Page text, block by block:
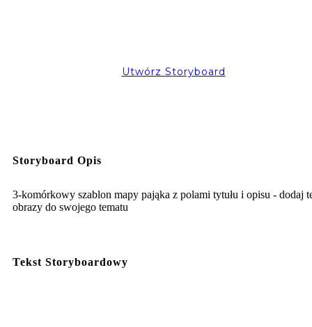
Utwórz Storyboard
Storyboard Opis
3-komórkowy szablon mapy pająka z polami tytułu i opisu - dodaj
obrazy do swojego tematu
Tekst Storyboardowy